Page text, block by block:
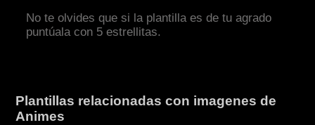
No te olvides que si la plantilla es de tu agrado
puntúala con 5 estrellitas.
Plantillas relacionadas con imagenes de
Animes